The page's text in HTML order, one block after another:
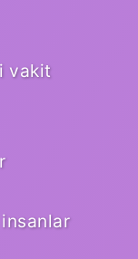
vakit